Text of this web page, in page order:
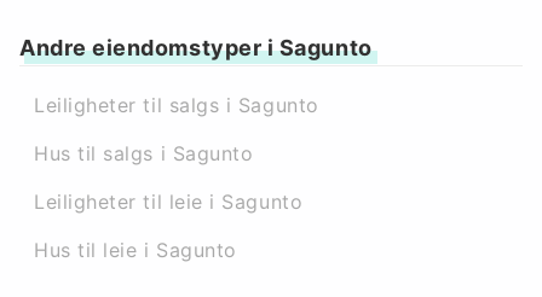
Andre eiendomstyper i Sagunto
Leiligheter til salgs i Sagunto
Hus til salgs i Sagunto
Leiligheter til leie i Sagunto
Hus til leie i Sagunto